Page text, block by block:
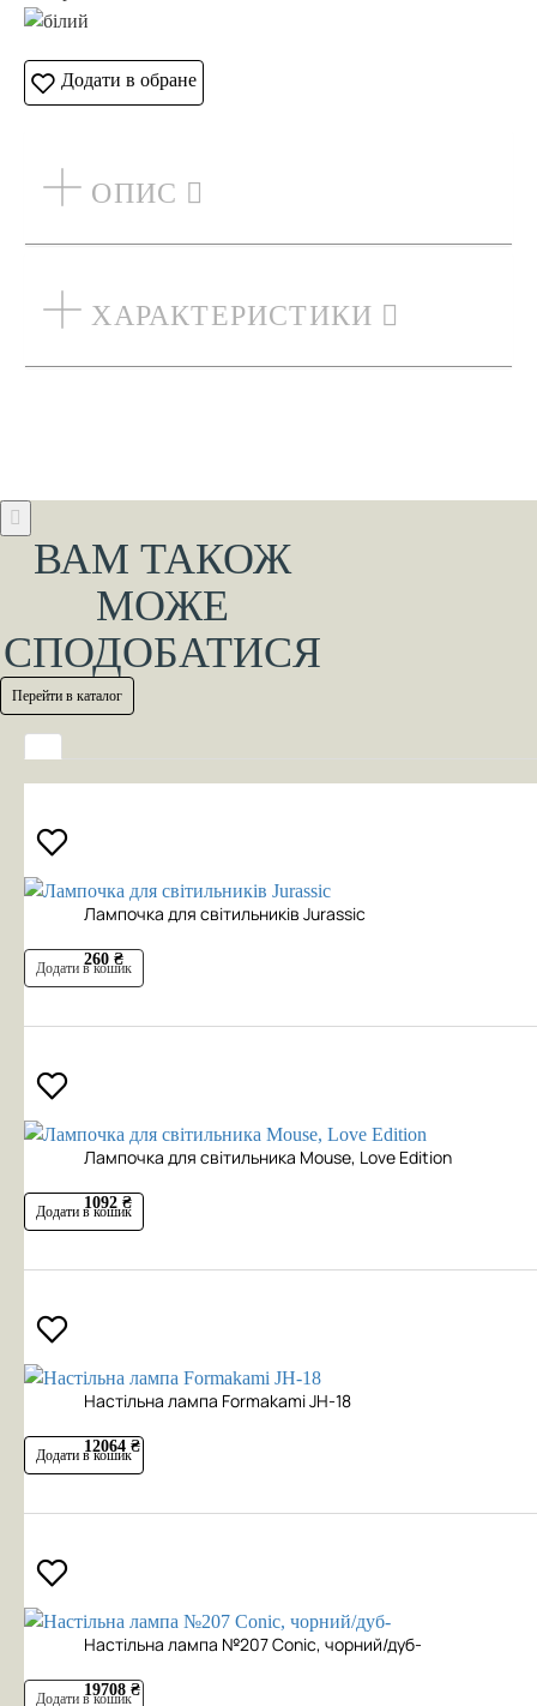
Додати в обране
ОПИС
ХАРАКТЕРИСТИКИ
ВАМ ТАКОЖ
МОЖЕ
СПОДОБАТИСЯ
Перейти в каталог
Лампочка для світильників Jurassic
260 ₴
Додати в кошик
Лампочка для світильника Mouse, Love Edition
1092 ₴
Додати в кошик
Настільна лампа Formakami JH-18
12064 ₴
Додати в кошик
Настільна лампа №207 Conic, чорний/дуб-
19708 ₴
Додати в кошик